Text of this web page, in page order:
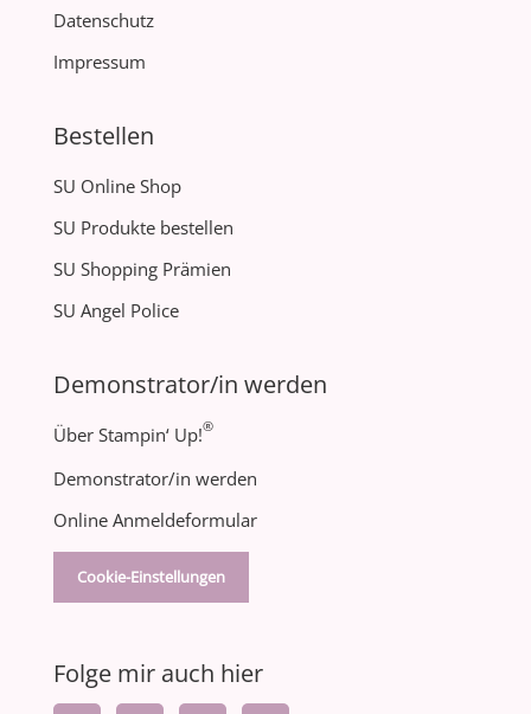
Datenschutz
Impressum
Bestellen
SU Online Shop
SU Produkte bestellen
SU Shopping Prämien
SU Angel Police
Demonstrator/in werden
Über Stampin‘ Up!®
Demonstrator/in werden
Online Anmeldeformular
Cookie-Einstellungen
Folge mir auch hier